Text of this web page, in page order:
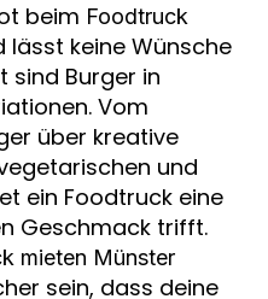
beim Foodtruck
lässt keine Wünsche
sind Burger in
Vom
über kreative
und
ein Foodtruck eine
Geschmack trifft.
mieten Münster
sein, dass deine